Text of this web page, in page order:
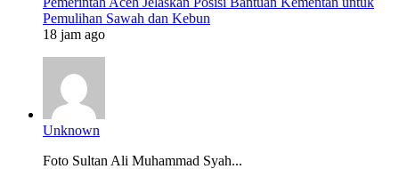
Pemulihan Sawah dan Kebun
18 jam ago
Unknown
Foto Sultan Ali Muhammad Syah...